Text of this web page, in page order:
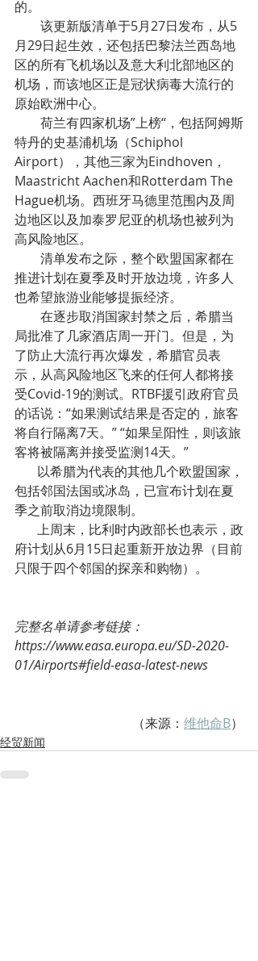
的。
月29日起生效，还包括巴黎法兰西岛地
区的所有飞机场以及意大利北部地区的
机场，而该地区正是冠状病毒大流行的
原始欧洲中心。
特丹的史基浦机场（Schiphol
Airport），其他三家为Eindhoven，
Maastricht Aachen和Rotterdam The
Hague机场。西班牙马德里范围内及周
边地区以及加泰罗尼亚的机场也被列为
高风险地区。
推进计划在夏季及时开放边境，许多人
也希望旅游业能够提振经济。
局批准了几家酒店周一开门。但是，为
了防止大流行再次爆发，希腊官员表
示，从高风险地区飞来的任何人都将接
受Covid-19的测试。RTBF援引政府官员
的话说：“如果测试结果是否定的，旅客
将自行隔离7天。” “如果呈阳性，则该旅
客将被隔离并接受监测14天。”
包括邻国法国或冰岛，已宣布计划在夏
季之前取消边境限制。
府计划从6月15日起重新开放边界（目前
只限于四个邻国的探亲和购物）。
完整名单请参考链接：
https://www.easa.europa.eu/SD-2020-
01/Airports#field-easa-latest-news
（来源： 维他命B）
经贸新闻